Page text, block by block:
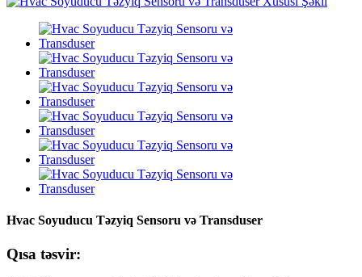
Hvac Soyuducu Təzyiq Sensoru və Transduser
Qısa təsvir: